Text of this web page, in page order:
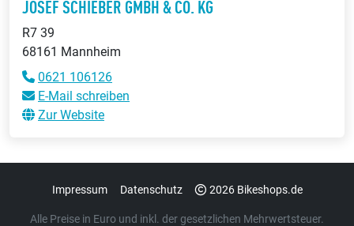
JOSEF SCHIEBER GMBH & CO. KG
R7 39
68161 Mannheim
0621 106126
E-Mail schreiben
Zur Website
Impressum Datenschutz 2026 Bikeshops.de
Alle Preise in Euro und inkl. der gesetzlichen Mehrwertsteuer.